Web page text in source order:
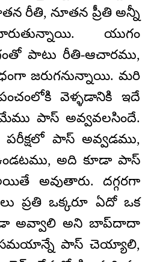
రీతి, నూతన ప్రీతి అన్నీ
యుగం
పాటు రీతి-ఆచారము,
జరుగనున్నాయి. మరి
వెళ్ళడానికి ఇదే
పాస్ అవ్వవలసిందే.
పాస్ అవ్వడము,
అది కూడా పాస్
అవుతారు. దగ్గరగా
ప్రతి ఒక్కరూ ఏదో ఒక
అవ్వాలి అని బాప్‌దాదా
సమయాన్నే పాస్ చెయ్యాలి,